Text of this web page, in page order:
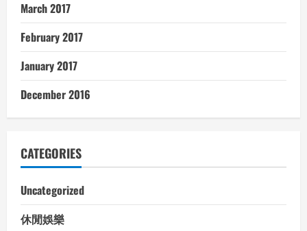
March 2017
February 2017
January 2017
December 2016
CATEGORIES
Uncategorized
休閒娛樂